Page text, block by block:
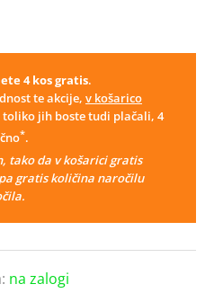
4 kos gratis.
te akcije, v košarico
toliko jih boste tudi plačali, 4
*.
tako da v košarici gratis
gratis količina naročilu
na zalogi